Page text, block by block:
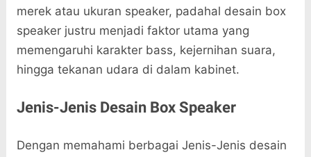
merek atau ukuran speaker, padahal desain box
speaker justru menjadi faktor utama yang
memengaruhi karakter bass, kejernihan suara,
hingga tekanan udara di dalam kabinet.
Jenis-Jenis Desain Box Speaker
Dengan memahami berbagai Jenis-Jenis desain